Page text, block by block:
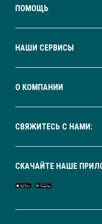
ПОМОЩЬ
НАШИ СЕРВИСЫ
О КОМПАНИИ
СВЯЖИТЕСЬ С НАМИ:
СКАЧАЙТЕ НАШЕ